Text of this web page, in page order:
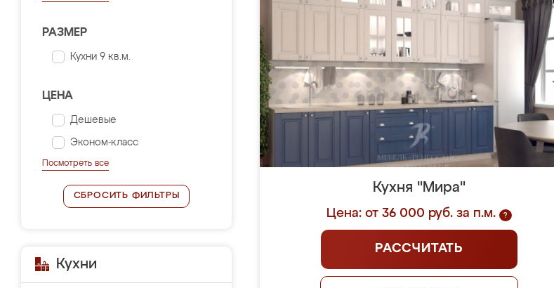
РАЗМЕР
Кухни 9 кв.м.
ЦЕНА
Дешевые
Эконом-класс
Посмотреть все
СБРОСИТЬ ФИЛЬТРЫ
Кухни
Кухня "Мира"
Цена: от 36 000 руб. за п.м. ?
РАССЧИТАТЬ